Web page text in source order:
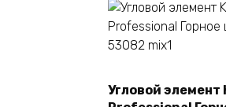
В
Угловой элемент